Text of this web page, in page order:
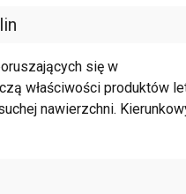
się w
właściwości produktów
nawierzchni.